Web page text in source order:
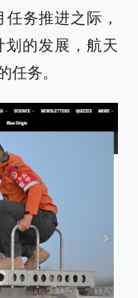
务推进之际，
划的发展，航天
任务。